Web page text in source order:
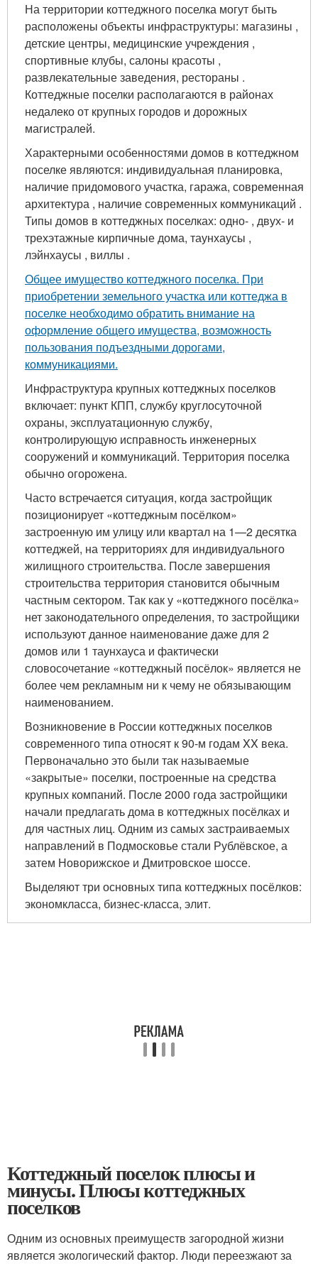
На территории коттеджного поселка могут быть
расположены объекты инфраструктуры: магазины ,
детские центры, медицинские учреждения ,
спортивные клубы, салоны красоты ,
развлекательные заведения, рестораны .
Коттеджные поселки располагаются в районах
недалеко от крупных городов и дорожных
магистралей.
Характерными особенностями домов в коттеджном
поселке являются: индивидуальная планировка,
наличие придомового участка, гаража, современная
архитектура , наличие современных коммуникаций .
Типы домов в коттеджных поселках: одно- , двух- и
трехэтажные кирпичные дома, таунхаусы ,
лэйнхаусы , виллы .
Общее имущество коттеджного поселка. При
приобретении земельного участка или коттеджа в
поселке необходимо обратить внимание на
оформление общего имущества, возможность
пользования подъездными дорогами,
коммуникациями.
Инфраструктура крупных коттеджных поселков
включает: пункт КПП, службу круглосуточной
охраны, эксплуатационную службу,
контролирующую исправность инженерных
сооружений и коммуникаций. Территория поселка
обычно огорожена.
Часто встречается ситуация, когда застройщик
позиционирует «коттеджным посёлком»
застроенную им улицу или квартал на 1—2 десятка
коттеджей, на территориях для индивидуального
жилищного строительства. После завершения
строительства территория становится обычным
частным сектором. Так как у «коттеджного посёлка»
нет законодательного определения, то застройщики
используют данное наименование даже для 2
домов или 1 таунхауса и фактически
словосочетание «коттеджный посёлок» является не
более чем рекламным ни к чему не обязывающим
наименованием.
Возникновение в России коттеджных поселков
современного типа относят к 90-м годам XX века.
Первоначально это были так называемые
«закрытые» поселки, построенные на средства
крупных компаний. После 2000 года застройщики
начали предлагать дома в коттеджных посёлках и
для частных лиц. Одним из самых застраиваемых
направлений в Подмосковье стали Рублёвское, а
затем Новорижское и Дмитровское шоссе.
Выделяют три основных типа коттеджных посёлков:
экономкласса, бизнес-класса, элит.
Коттеджный поселок плюсы и
минусы. Плюсы коттеджных
поселков
Одним из основных преимуществ загородной жизни
является экологический фактор. Люди переезжают за